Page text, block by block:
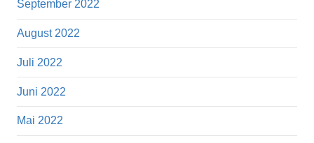
September 2022
August 2022
Juli 2022
Juni 2022
Mai 2022